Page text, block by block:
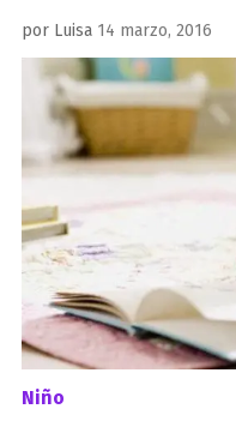
por Luisa Publicado
el
14 marzo, 2016
Niño